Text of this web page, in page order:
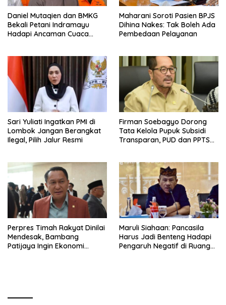
Daniel Mutaqien dan BMKG
Bekali Petani Indramayu
Hadapi Ancaman Cuaca
Maharani Soroti Pasien BPJS
Dihina Nakes: Tak Boleh Ada
Pembedaan Pelayanan
Sari Yuliati Ingatkan PMI di
Lombok Jangan Berangkat
Ilegal, Pilih Jalur Resmi
Firman Soebagyo Dorong
Tata Kelola Pupuk Subsidi
Transparan, PUD dan PPTS
Perpres Timah Rakyat Dinilai
Mendesak, Bambang
Patijaya Ingin Ekonomi
Maruli Siahaan: Pancasila
Harus Jadi Benteng Hadapi
Pengaruh Negatif di Ruang